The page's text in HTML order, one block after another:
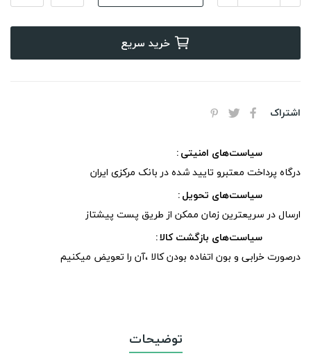
خرید سریع
اشتراک
سیاست‌های امنیتی
درگاه پرداخت معتبرو تایید شده در بانک مرکزی ایران
سیاست‌های تحویل
ارسال در سریعترین زمان ممکن از طریق پست پیشتاز
سیاست‌های بازگشت کالا
درصورت خرابی و بون اتفاده بودن کالا ،آن را تعویض میکنیم
توضیحات